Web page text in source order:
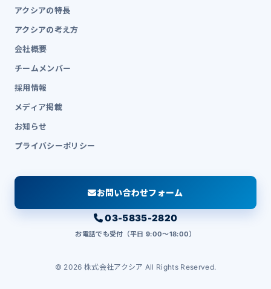
アクシアの特長
アクシアの考え方
会社概要
チームメンバー
採用情報
メディア掲載
お知らせ
プライバシーポリシー
お問い合わせフォーム
03-5835-2820
お電話でも受付（平日 9:00〜18:00）
© 2026 株式会社アクシア All Rights Reserved.